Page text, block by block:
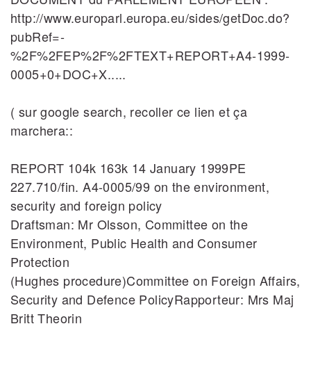
http://www.europarl.europa.eu/sides/getDoc.do?
pubRef=‐
%2F%2FEP%2F%2FTEXT+REPORT+A4‐1999‐
0005+0+DOC+X.....
( sur google search, recoller ce lien et ça
marchera::
REPORT 104k 163k 14 January 1999PE
227.710/fin. A4‐0005/99 on the environment,
security and foreign policy
Draftsman: Mr Olsson, Committee on the
Environment, Public Health and Consumer
Protection
(Hughes procedure)Committee on Foreign Affairs,
Security and Defence PolicyRapporteur: Mrs Maj
Britt Theorin